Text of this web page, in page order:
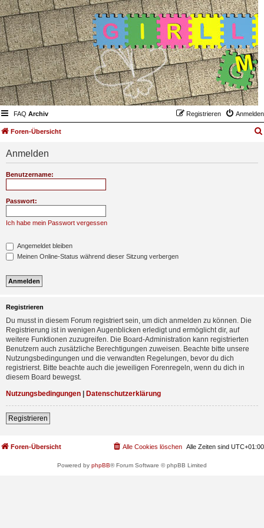
FAQ Archiv Anmelden
Registrieren
Foren-Übersicht
Anmelden
Benutzername:
Passwort:
Ich habe mein Passwort vergessen
Angemeldet bleiben
Meinen Online-Status während dieser Sitzung verbergen
Registrieren
Du musst in diesem Forum registriert sein, um dich anmelden zu können. Die
Registrierung ist in wenigen Augenblicken erledigt und ermöglicht dir, auf
weitere Funktionen zuzugreifen. Die Board-Administration kann registrierten
Benutzern auch zusätzliche Berechtigungen zuweisen. Beachte bitte unsere
Nutzungsbedingungen und die verwandten Regelungen, bevor du dich
registrierst. Bitte beachte auch die jeweiligen Forenregeln, wenn du dich in
diesem Board bewegst.
Nutzungsbedingungen | Datenschutzerklärung
Registrieren
Foren-Übersicht Alle Zeiten sind UTC+01:00
Alle Cookies löschen
Powered by phpBB® Forum Software © phpBB Limited